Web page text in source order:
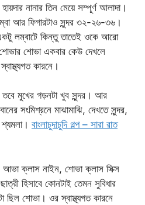
নানার তিন মেয়ে সম্পূর্ণ আলাদা।
আর ফিগারটাও সুন্দর ৩২-২৬-৩৬।
লম্বাটে কিন্তু তাতেই ওকে আরো
শোভা একবার কেউ দেখলে
কারনে।
মুখের গড়নটা খুব সুন্দর। আর
সংমিশ্রনে মাঝামাঝি, দেখতে সুন্দর,
বাংলাচুদাচুদি গল্প – সারা রাত
ক্লাস নাইন, শোভা ক্লাস সিক্স
হিসাবে কোনটাই তেমন সুবিধার
ছিল শোভা। ওর স্বাস্থ্যগত কারনে